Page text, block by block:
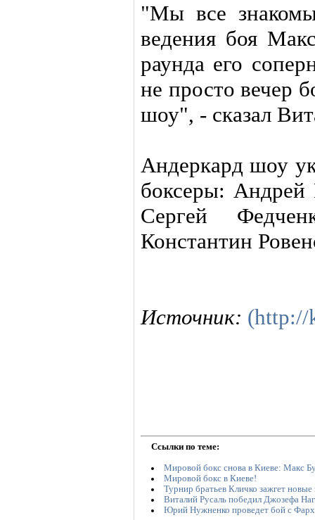
"Мы все
ведения боя
раунда его
не просто вечер
шоу", - сказал
Андеркард шоу
боксеры: Андрей
Сергей
Константин
Источник: (http://
Ссылки по теме:
Мировой бокс снова в Киеве: Макс
Мировой бокс в Киеве!
Турнир братьев Кличко зажгет новые
Виталий Русаль победил Джозефа
Юрий Нужненко проведет бой с